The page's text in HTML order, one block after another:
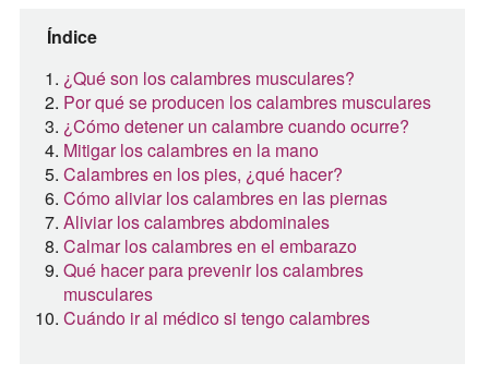
Índice
¿Qué son los calambres musculares?
Por qué se producen los calambres musculares
¿Cómo detener un calambre cuando ocurre?
Mitigar los calambres en la mano
Calambres en los pies, ¿qué hacer?
Cómo aliviar los calambres en las piernas
Aliviar los calambres abdominales
Calmar los calambres en el embarazo
Qué hacer para prevenir los calambres
musculares
Cuándo ir al médico si tengo calambres